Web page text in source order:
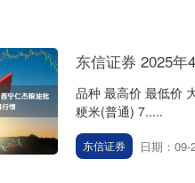
东信证券 2025
品种 最高价 最低价
粳米(普通) 7.....
东信证券 日期：09-